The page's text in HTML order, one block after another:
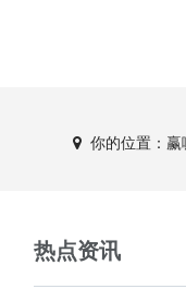
你的位置： 赢
热点资讯